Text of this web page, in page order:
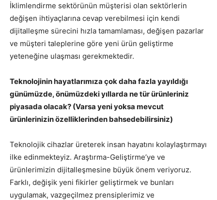
İklimlendirme sektörünün müşterisi olan sektörlerin
değişen ihtiyaçlarına cevap verebilmesi için kendi
dijitalleşme sürecini hızla tamamlaması, değişen pazarlar
ve müşteri taleplerine göre yeni ürün geliştirme
yeteneğine ulaşması gerekmektedir.
Teknolojinin hayatlarımıza çok daha fazla yayıldığı
günümüzde, önümüzdeki yıllarda ne tür ürünleriniz
piyasada olacak? (Varsa yeni yoksa mevcut
ürünlerinizin özelliklerinden bahsedebilirsiniz)
Teknolojik cihazlar üreterek insan hayatını kolaylaştırmayı
ilke edinmekteyiz. Araştırma-Geliştirme’ye ve
ürünlerimizin dijitalleşmesine büyük önem veriyoruz.
Farklı, değişik yeni fikirler geliştirmek ve bunları
uygulamak, vazgeçilmez prensiplerimiz ve